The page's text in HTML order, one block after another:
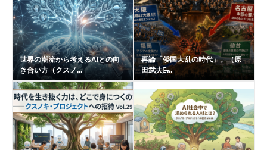
世界の潮流から考えるAIとの向
き合い方（クスノ...
再論「倭国大乱の時代」。（原
田武夫の̶...